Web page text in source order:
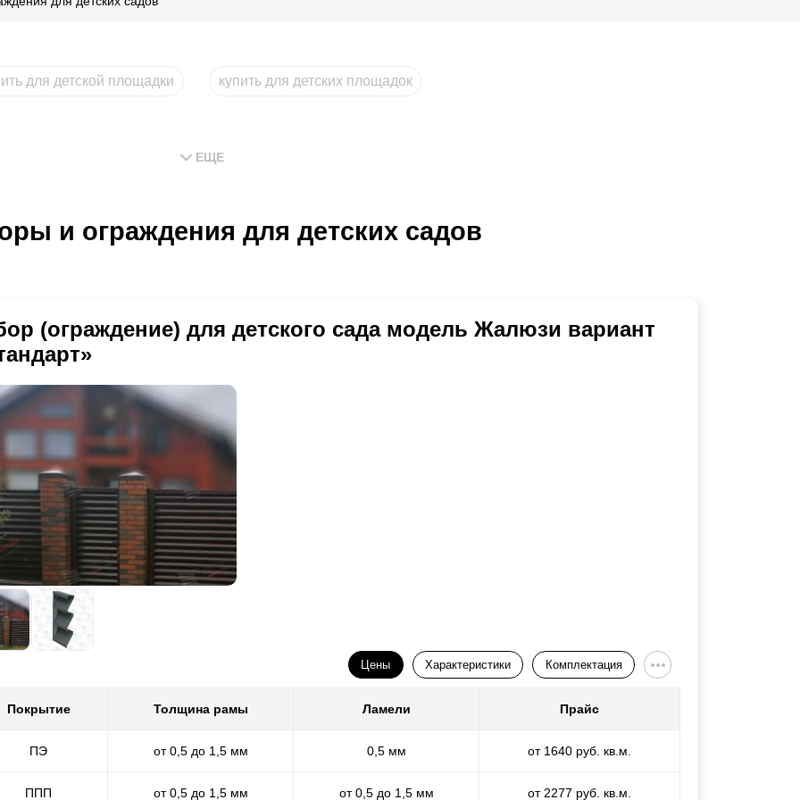
для детской площадки купить для детских площадок
ЕЩЕ
и ограждения для детских садов
(ограждение) для детского сада модель Жалюзи вариант
Цены Характеристики Комплектация
Покрытие Толщина рамы Ламели Прайс
ПЭ от 0,5 до 1,5 мм 0,5 мм от 1640 руб. кв.м.
ППП от 0,5 до 1,5 мм от 0,5 до 1,5 мм от 2277 руб. кв.м.